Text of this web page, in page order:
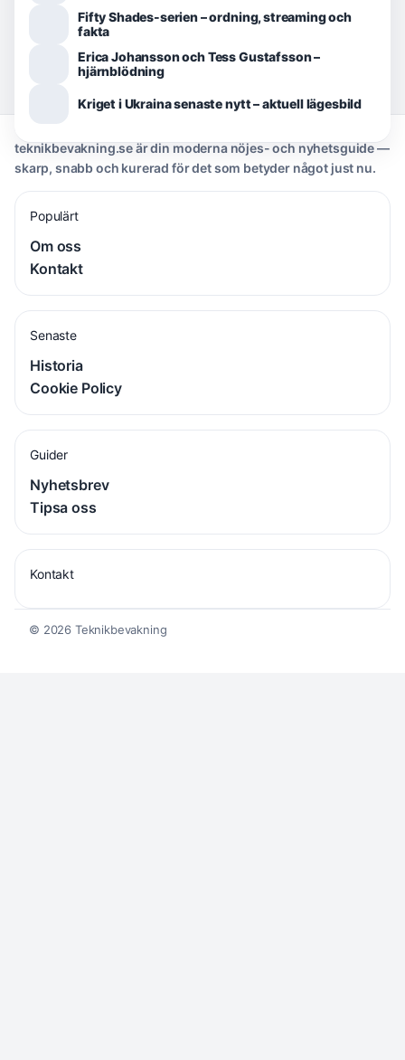
Fifty Shades-serien – ordning, streaming och
fakta
Erica Johansson och Tess Gustafsson –
hjärnblödning
Kriget i Ukraina senaste nytt – aktuell lägesbild
teknikbevakning.se är din moderna nöjes- och nyhetsguide —
skarp, snabb och kurerad för det som betyder något just nu.
Populärt
Om oss
Kontakt
Senaste
Historia
Cookie Policy
Guider
Nyhetsbrev
Tipsa oss
Kontakt
© 2026 Teknikbevakning